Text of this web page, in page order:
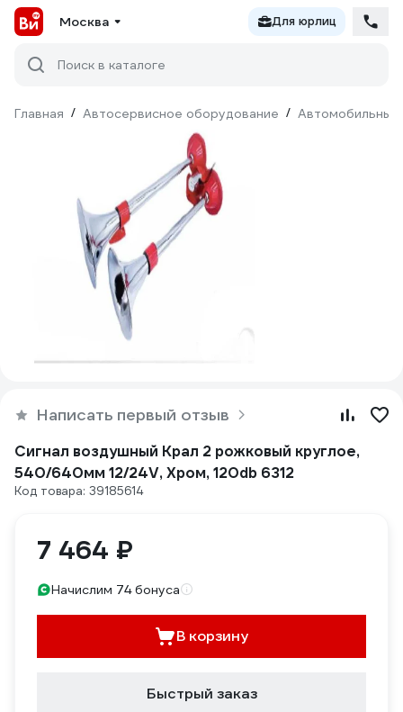
Москва Для юрлиц
Поиск в каталоге
Главная / Автосервисное оборудование / Автомобильные
Написать первый отзыв
Сигнал воздушный Крал 2 рожковый круглое,
540/640мм 12/24V, Хром, 120db 6312
Код товара: 39185614
7 464 ₽
Начислим 74 бонуса
В корзину
Быстрый заказ